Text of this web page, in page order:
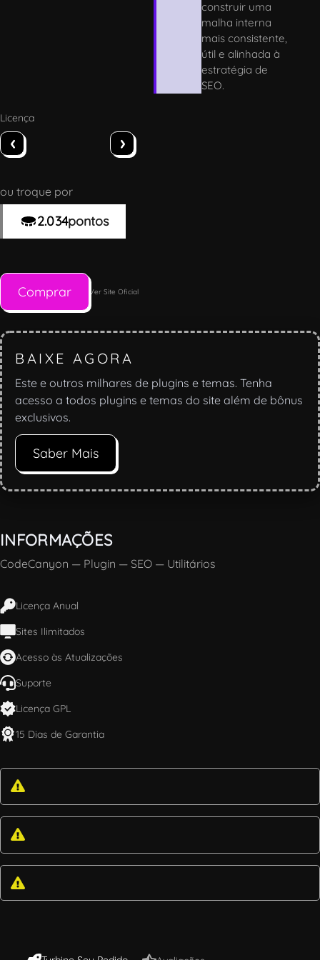
construir uma
malha interna
mais consistente,
útil e alinhada à
estratégia de
SEO.
Licença
‹ ›
ou troque por
2.034pontos
Comprar Ver Site Oficial
BAIXE AGORA
Este e outros milhares de plugins e temas. Tenha
acesso a todos plugins e temas do site além de bônus
exclusivos.
Saber Mais
INFORMAÇÕES
CodeCanyon — Plugin — SEO — Utilitários
Licença Anual
Sites Ilimitados
Acesso às Atualizações
Suporte
Licença GPL
15 Dias de Garantia